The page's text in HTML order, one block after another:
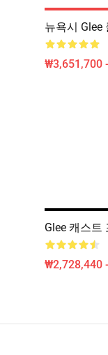
뉴욕시 Glee
₩3,651,700
Glee 캐스트
₩2,728,440